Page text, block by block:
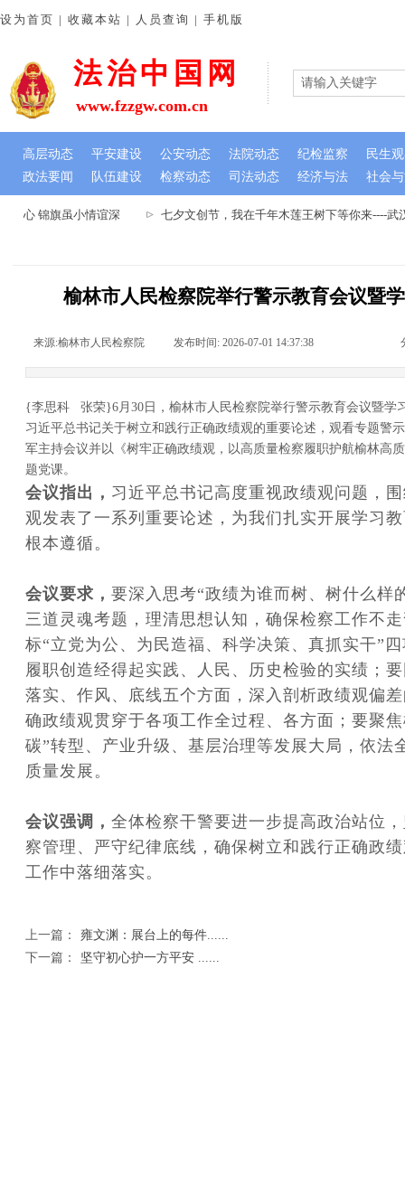
心 锦旗虽小情谊深 七夕文创节，我在千年木莲王树下等你来----武
法治中国网
政法要闻 队伍建设 检察动态 司法动态 经济与法 社会
设为首页 | 收藏本站 | 人员查询 | 手机版
www.fzzgw.com.cn
高层动态 平安建设 公安动态 法院动态 纪检监察 民生
榆林市人民检察院举行警示教育会议暨
来源:榆林市人民检察院 发布时间: 2026-07-01 14:37:38
{李思科 张荣}6月30日，榆林市人民检察院举行警示教育会议暨学
习近平总书记关于树立和践行正确政绩观的重要论述，观看专题警
军主持会议并以《树牢正确政绩观，以高质量检察履职护航榆林高
题党课。
会议指出， 习近平总书记高度重视政绩观问题，
观发表了一系列重要论述，为我们扎实开展学习
根本遵循。
会议要求， 要深入思考“政绩为谁而树、树什么样
三道灵魂考题，理清思想认知，确保检察工作不
标“立党为公、为民造福、科学决策、真抓实干”
履职创造经得起实践、人民、历史检验的实绩；
落实、作风、底线五个方面，深入剖析政绩观偏
确政绩观贯穿于各项工作全过程、各方面；要聚
碳”转型、产业升级、基层治理等发展大局，依法
质量发展。
会议强调， 全体检察干警要进一步提高政治站位
察管理、严守纪律底线，确保树立和践行正确政
工作中落细落实。
上一篇：
雍文渊：展台上的每件......
下一篇：
坚守初心护一方平安 ......